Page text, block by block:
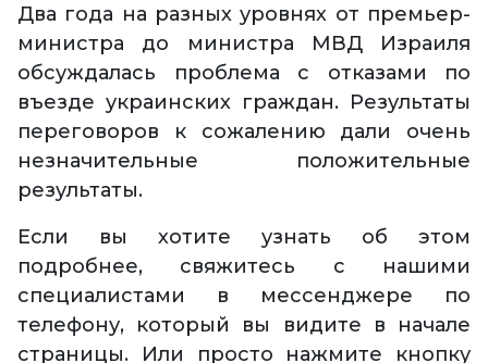
Два года на разных уровнях от премьер-
министра до министра МВД Израиля
обсуждалась проблема с отказами по
въезде украинских граждан. Результаты
переговоров к сожалению дали очень
незначительные положительные
результаты.
Если вы хотите узнать об этом
подробнее, свяжитесь с нашими
специалистами в мессенджере по
телефону, который вы видите в начале
страницы. Или просто нажмите кнопку